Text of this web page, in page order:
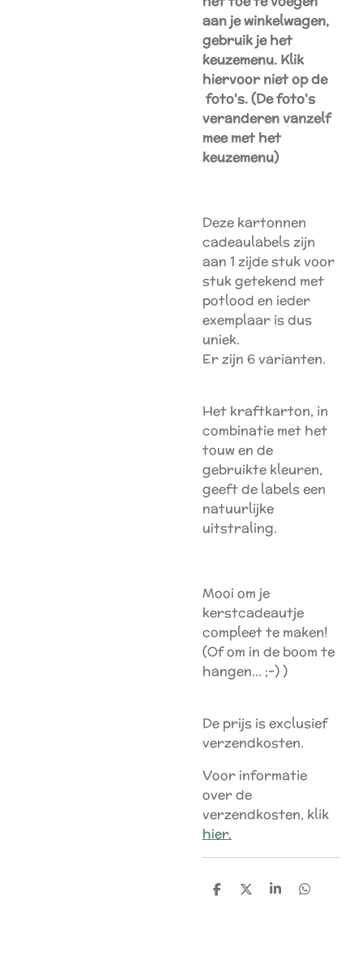
aan je winkelwagen,
gebruik je het
keuzemenu. Klik
hiervoornietop de
foto's. (De foto's
veranderen vanzelf
mee met het
keuzemenu)
Deze kartonnen
cadeaulabels zijn
aan 1 zijde stuk voor
stuk getekend met
potlood en ieder
exemplaar is dus
uniek.
Er zijn 6 varianten.
Het kraftkarton, in
combinatie met het
touw en de
gebruikte kleuren,
geeft de labels een
natuurlijke
uitstraling.
Mooi om je
kerstcadeautje
compleet te maken!
(Of om in de boom te
hangen... ;-) )
De prijs is exclusief
verzendkosten.
Voor informatie
over de
verzendkosten, klik
hier.
D
D
S
D